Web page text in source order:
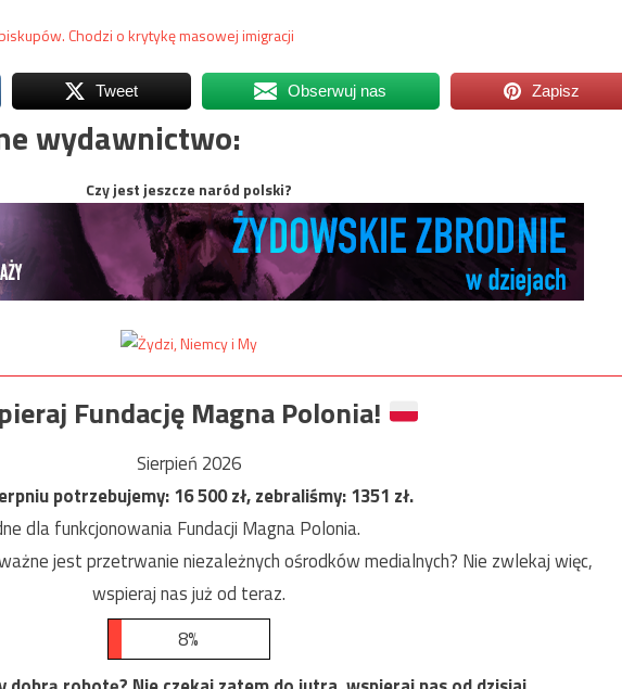
Chodzi o krytykę masowej imigracji
Tweet Obserwuj nas Zapisz
wydawnictwo:
Czy jest jeszcze naród polski?
Fundację Magna Polonia!
Sierpień 2026
potrzebujemy:16 500zł, zebraliśmy:1351 zł.
dla funkcjonowania Fundacji Magna Polonia.
jest przetrwanie niezależnych ośrodków medialnych? Nie zwlekaj więc,
wspieraj nas już od teraz.
8%